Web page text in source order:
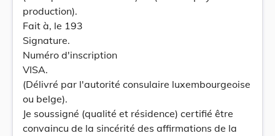
production).
Fait à, le 193
Signature.
Numéro d'inscription
VISA.
(Délivré par l'autorité consulaire luxembourgeoise
ou belge).
Je soussigné (qualité et résidence) certifié être
convaincu de la sincérité des affirmations de la